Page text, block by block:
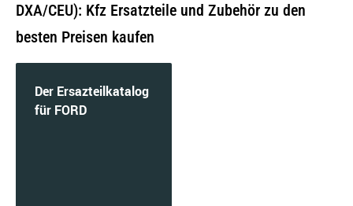
1.0 EcoBoost | 92 KW / 125 PS | ab 10/2012 bis
DXA/CEU): Kfz Ersatzteile und Zubehör zu den
besten Preisen kaufen
Der Ersazteilkatalog
für FORD